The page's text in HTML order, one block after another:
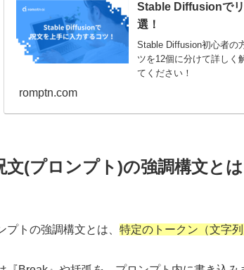
Stable Diffusionで
選！
Stable Diffusion初心者の
ツを12個に分けて詳しく
てください！
romptn.com
文(プロンプト)の強調構文とは
プトの強調構文とは、 特定のトークン（文字